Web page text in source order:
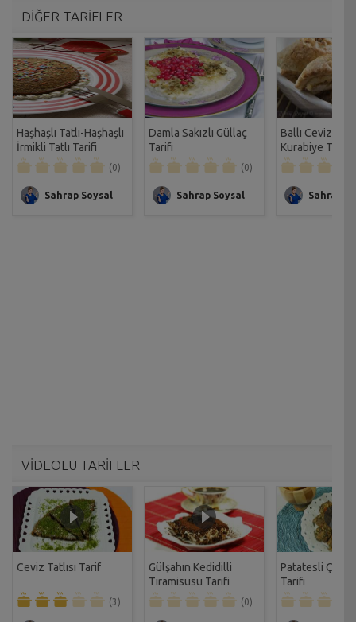
DİĞER TARİFLER
Haşhaşlı Tatlı-Haşhaşlı
İrmikli Tatlı Tarifi
(0)
Sahrap Soysal
Damla Sakızlı Güllaç
Tarifi
(0)
Sahrap Soysal
Ballı Cevizli
Kurabiye Tarifi
Sahrap
VİDEOLU TARİFLER
Ceviz Tatlısı Tarif
(3)
Gülşahın Kedidilli
Tiramisusu Tarifi
(0)
Patatesli Çıtır
Tarifi